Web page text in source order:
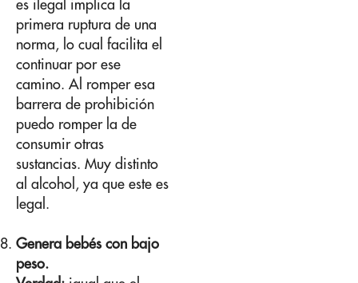
es ilegal implica la
primera ruptura de una
norma, lo cual facilita el
continuar por ese
camino. Al romper esa
barrera de prohibición
puedo romper la de
consumir otras
sustancias. Muy distinto
al alcohol, ya que este es
legal.
Genera bebés con bajo
peso.